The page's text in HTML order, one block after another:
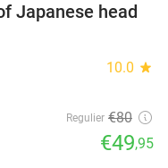
38%
Japanese head
10.0 star
Regulier €80
€49,95